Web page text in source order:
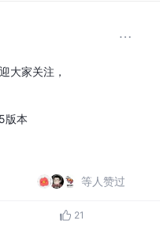
大家关注，
版本
等人赞过
21